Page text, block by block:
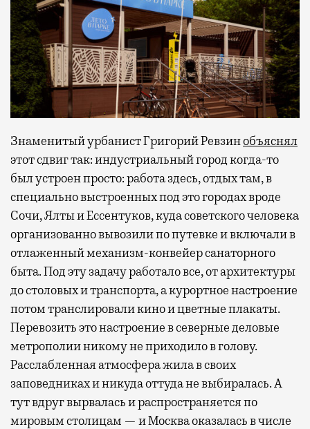
Знаменитый урбанист Григорий Ревзинобъяснял
этот сдвиг так: индустриальный город когда-то
был устроен просто: работа здесь, отдых там, в
специально выстроенных под это городах вроде
Сочи, Ялты и Ессентуков, куда советского человека
организованно вывозили по путевке и включали в
отлаженный механизм-конвейер санаторного
быта. Под эту задачу работало все, от архитектуры
до столовых и транспорта, а курортное настроение
потом транслировали кино и цветные плакаты.
Перевозить это настроение в северные деловые
метрополии никому не приходило в голову.
Расслабленная атмосфера жила в своих
заповедниках и никуда оттуда не выбиралась. А
тут вдруг вырвалась и распространяется по
мировым столицам — и Москва оказалась в числе